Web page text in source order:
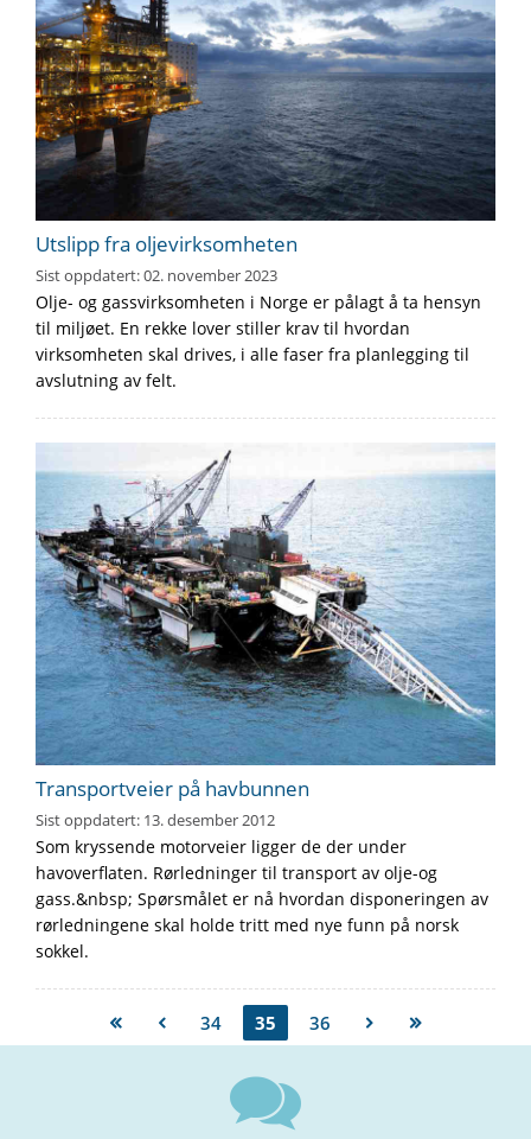
Utslipp fra oljevirksomheten
Sist oppdatert:02. november 2023
Olje- og gassvirksomheten i Norge er pålagt å ta hensyn
til miljøet. En rekke lover stiller krav til hvordan
virksomheten skal drives, i alle faser fra planlegging til
avslutning av felt.
Transportveier på havbunnen
Sist oppdatert: 13. desember 2012
Som kryssende motorveier ligger de der under
havoverflaten. Rørledninger til transport av olje-og
gass.&nbsp; Spørsmålet er nå hvordan disponeringen av
rørledningene skal holde tritt med nye funn på norsk
sokkel.
34 35 36